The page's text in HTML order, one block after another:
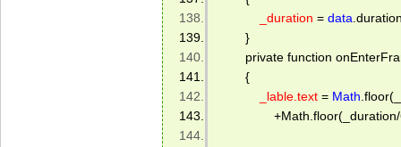
_duration = data
}
private function
{
_lable.text = Math
+Math.floor(_duration/60)